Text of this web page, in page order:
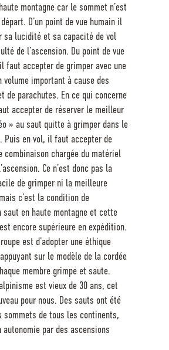
montagne car le sommet n’est
D’un point de vue humain il
sa lucidité et sa capacité de vol
de l’ascension. Du point de vue
faut accepter de grimper avec une
volume important à cause des
de parachutes. En ce qui concerne
accepter de réserver le meilleur
» au saut quitte à grimper dans le
Puis en vol, il faut accepter de
combinaison chargée du matériel
Ce n’est donc pas la
de grimper ni la meilleure
c’est la condition de
saut en haute montagne et cette
encore supérieure en expédition.
est d’adopter une éthique
sur le modèle de la cordée
membre grimpe et saute.
est vieux de 30 ans, cet
pour nous. Des sauts ont été
sommets de tous les continents,
autonomie par des ascensions